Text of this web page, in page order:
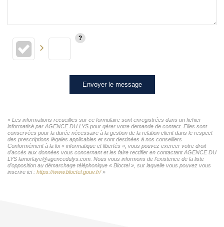
Envoyer le message
« Les informations recueillies sur ce formulaire sont enregistrées dans un fichier
informatisé par AGENCE DU LYS pour gérer votre demande de contact. Elles sont
conservées pour la durée nécessaire à la gestion de la relation client dans le respect
des prescriptions légales applicables et sont destinées à nos conseillers
Conformément à la loi « informatique et libertés », vous pouvez exercer votre droit
d'accès aux données vous concernant et les faire rectifier en contactant AGENCE DU
LYS lamorlaye@agencedulys.com. Nous vous informons de l'existence de la liste
d'opposition au démarchage téléphonique « Bloctel », sur laquelle vous pouvez vous
inscrire ici : https://www.bloctel.gouv.fr/»